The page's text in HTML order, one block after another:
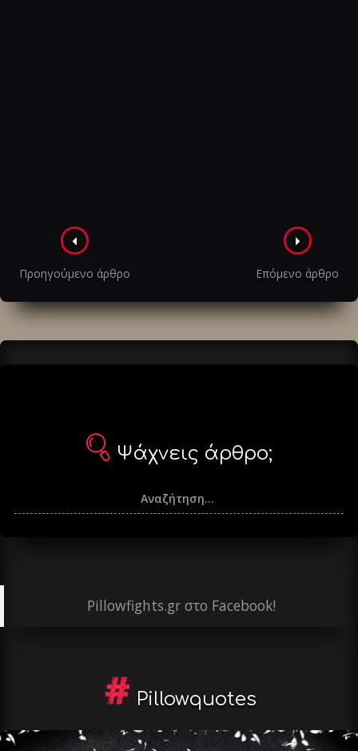
Πλοήγηση
στα
άρθρα
Προηγούμενο άρθρο Επόμενο άρθρο
Ψάχνεις άρθρο;
Pillowfights.gr στο Facebook!
Pillowquotes